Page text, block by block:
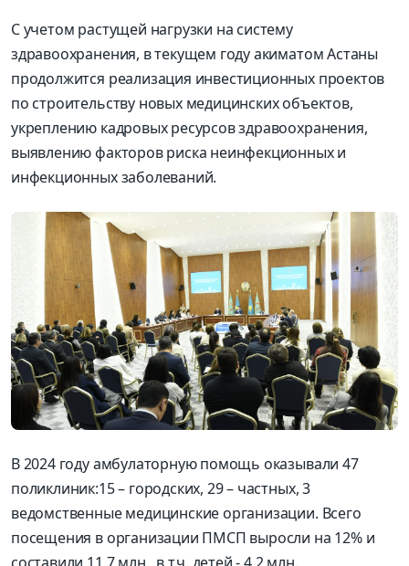
С учетом растущей нагрузки на систему
здравоохранения, в текущем году акиматом Астаны
продолжится реализация инвестиционных проектов
по строительству новых медицинских объектов,
укреплению кадровых ресурсов здравоохранения,
выявлению факторов риска неинфекционных и
инфекционных заболеваний.
В 2024 году амбулаторную помощь оказывали 47
поликлиник:15 – городских, 29 – частных, 3
ведомственные медицинские организации. Всего
посещения в организации ПМСП выросли на 12% и